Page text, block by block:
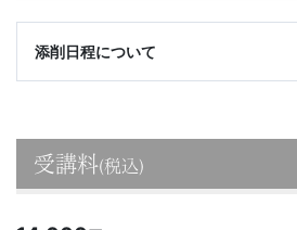
添削日程について
受講料(税込)